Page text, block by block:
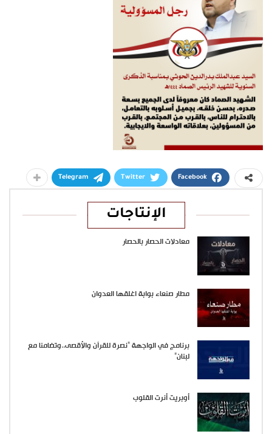
Facebook
Twitter
Telegram
الإنتاجات
معادلات الحصار بالحصار
مطار صنعاء بوابة اغلقها العدوان
برنامج في الواجهة “نصرة للقرآن والأقصى..وتضامنا مع
لبنان”
أوبريت أنرت القلوب